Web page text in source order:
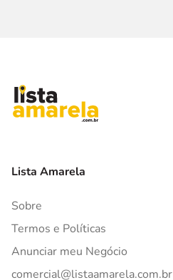
Lista Amarela
Sobre
Termos e Políticas
Anunciar meu Negócio
comercial@listaamarela.com.br